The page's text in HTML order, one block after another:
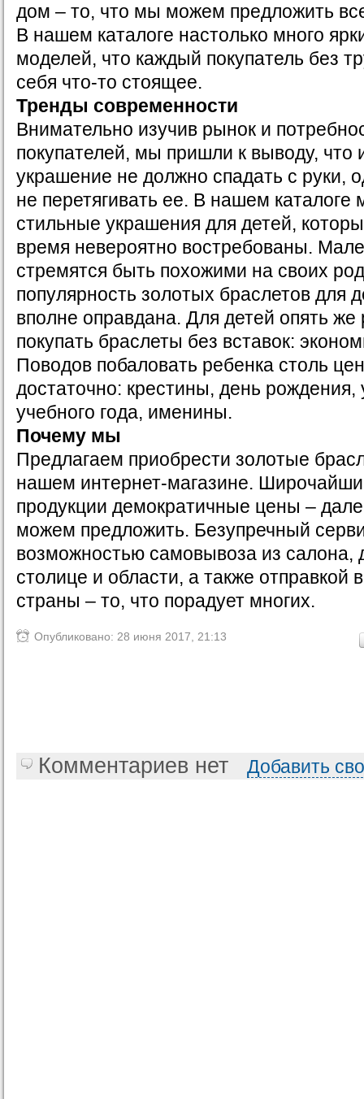
дом – то, что мы можем предложить
В нашем каталоге настолько много
моделей, что каждый покупатель без
себя что-то стоящее.
Тренды современности
Внимательно изучив рынок и
покупателей, мы пришли к выводу, что
украшение не должно спадать с руки,
не перетягивать ее. В нашем каталоге
стильные украшения для детей,
время невероятно востребованы.
стремятся быть похожими на своих
популярность золотых браслетов для
вполне оправдана. Для детей опять же
покупать браслеты без вставок:
Поводов побаловать ребенка столь
достаточно: крестины, день
учебного года, именины.
Почему мы
Предлагаем приобрести золотые
нашем интернет-магазине.
продукции демократичные цены –
можем предложить. Безупречный
возможностью самовывоза из салона,
столице и области, а также отправкой
страны – то, что порадует многих.
Опубликовано: 28 июня 2017, 21:13
Комментариев нет Добавить